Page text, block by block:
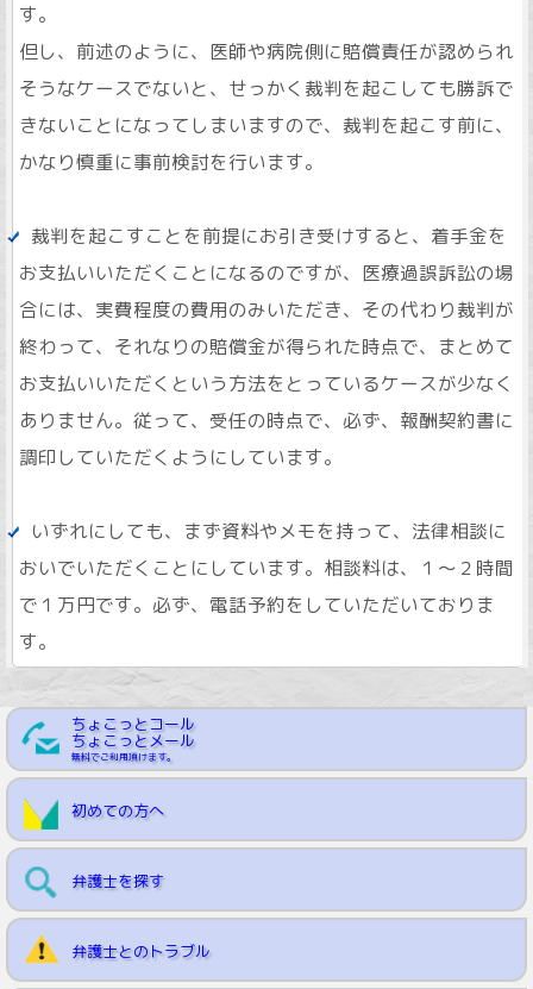
す。
但し、前述のように、医師や病院側に賠償責任が認められ
そうなケースでないと、せっかく裁判を起こしても勝訴で
きないことになってしまいますので、裁判を起こす前に、
かなり慎重に事前検討を行います。
裁判を起こすことを前提にお引き受けすると、着手金を
お支払いいただくことになるのですが、医療過誤訴訟の場
合には、実費程度の費用のみいただき、その代わり裁判が
終わって、それなりの賠償金が得られた時点で、まとめて
お支払いいただくという方法をとっているケースが少なく
ありません。従って、受任の時点で、必ず、報酬契約書に
調印していただくようにしています。
いずれにしても、まず資料やメモを持って、法律相談に
おいでいただくことにしています。相談料は、１～２時間
で１万円です。必ず、電話予約をしていただいておりま
す。
ちょこっとコール
ちょこっとメール
無料でご利用頂けます。
初めての方へ
弁護士を探す
弁護士とのトラブル